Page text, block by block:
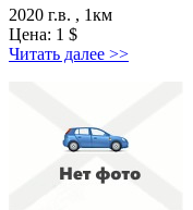
2020 г.в. , 1км
Цена: 1 $
Читать далее >>